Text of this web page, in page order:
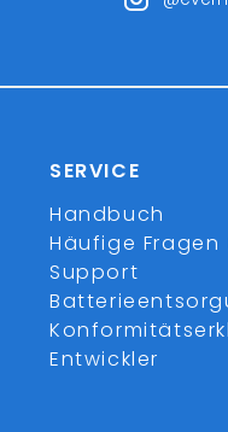
SERVICE
Handbuch
Häufige Fragen
Support
Entwickler